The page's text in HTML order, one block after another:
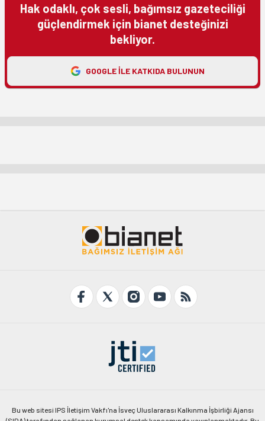
Hak odaklı, çok sesli, bağımsız gazeteciliği
güçlendirmek için bianet desteğinizi
bekliyor.
GOOGLE ILE KATKIDA BULUNUN
Bu web sitesi IPS İletişim Vakfı'na İsveç Uluslararası Kalkınma İşbirliği Ajansı